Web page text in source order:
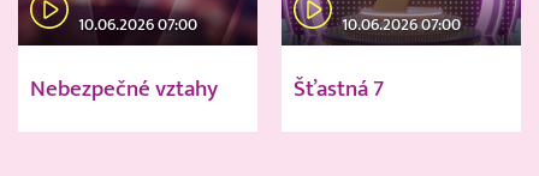
10.06.2026 07:00
Nebezpečné vztahy
10.06.2026 07:00
Šťastná 7